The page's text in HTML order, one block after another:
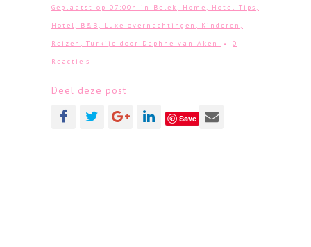
Geplaatst op 07:00h in Belek , Home , Hotel Tips ,
Hotel, B&B, Luxe overnachtingen , Kinderen ,
Reizen , Turkije door Daphne van Aken
0
Reactie's
Deel deze post
Save